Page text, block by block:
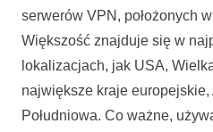
serwerów VPN, położonych
Większość znajduje się w
lokalizacjach, jak USA,
największe kraje
Południowa. Co ważne,